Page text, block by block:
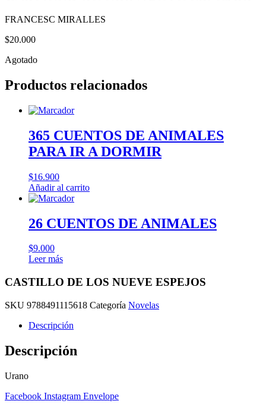
FRANCESC MIRALLES
$20.000
Agotado
Productos relacionados
365 CUENTOS DE ANIMALES
PARA IR A DORMIR
$16.900
Añadir al carrito
26 CUENTOS DE ANIMALES
$9.000
Leer más
CASTILLO DE LOS NUEVE ESPEJOS
SKU 9788491115618 Categoría Novelas
Descripción
Descripción
Urano
Facebook Instagram Envelope